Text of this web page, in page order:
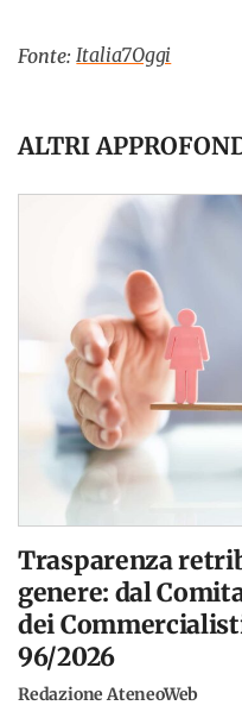
Fonte: Italia7Oggi
ALTRI
Trasparenza
genere: dal
dei
96/2026
Redazione AteneoWeb